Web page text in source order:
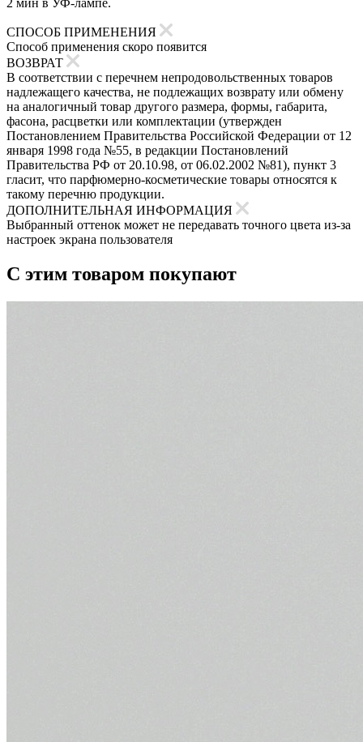
СПОСОБ ПРИМЕНЕНИЯ
Способ применения скоро появится
ВОЗВРАТ
В соответствии с перечнем непродовольственных товаров
надлежащего качества, не подлежащих возврату или обмену
на аналогичный товар другого размера, формы, габарита,
фасона, расцветки или комплектации (утвержден
Постановлением Правительства Российской Федерации от 12
января 1998 года №55, в редакции Постановлений
Правительства РФ от 20.10.98, от 06.02.2002 №81), пункт 3
гласит, что парфюмерно-косметические товары относятся к
такому перечню продукции.
ДОПОЛНИТЕЛЬНАЯ ИНФОРМАЦИЯ
Выбранный оттенок может не передавать точного цвета из-за
настроек экрана пользователя
С этим товаром покупают